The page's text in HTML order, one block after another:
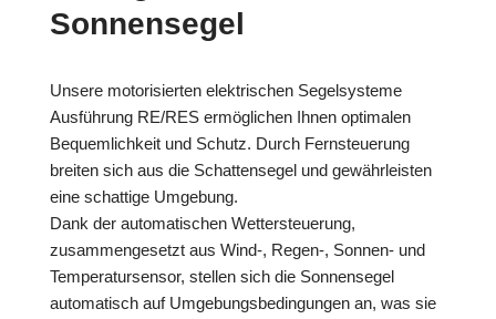
Sonnensegel
Unsere motorisierten elektrischen Segelsysteme
Ausführung RE/RES ermöglichen Ihnen optimalen
Bequemlichkeit und Schutz. Durch Fernsteuerung
breiten sich aus die Schattensegel und gewährleisten
eine schattige Umgebung.
Dank der automatischen Wettersteuerung,
zusammengesetzt aus Wind-, Regen-, Sonnen- und
Temperatursensor, stellen sich die Sonnensegel
automatisch auf Umgebungsbedingungen an, was sie